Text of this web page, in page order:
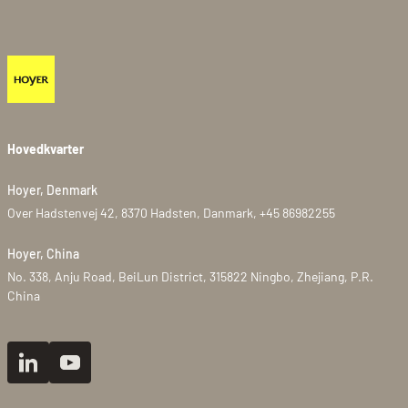
Hovedkvarter
Hoyer, Denmark
Over Hadstenvej 42, 8370 Hadsten, Danmark, +45 86982255
Hoyer, China
No. 338, Anju Road, BeiLun District, 315822 Ningbo, Zhejiang, P.R.
China